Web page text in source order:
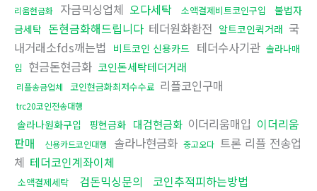
리움현금화
자금믹싱업체 오다세탁 소액결제비트코인구입
불법자
금세탁 돈현금화해드립니다 테더원화환전 알트코인퀵거래 국
내거래소fds깨는법
비트코인 신용카드 테더수사기관 솔라나매
입 현금돈현금화 코인돈세탁테더거래
리플송금업체 코인현금화최저수수료 리플코인구매
trc20코인전송대행
솔라나원화구입 핑현금화 대검현금화 이더리움매입 이더리움
판매
신용카드코인대행 솔라나현금화 중고오다 트론 리플 전송업
체 테더코인계좌이체
소액결제세탁 검돈믹싱문의 코인추적피하는방법